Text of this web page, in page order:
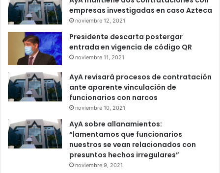
empresas investigadas en caso Azteca
noviembre 12, 2021
Presidente descarta postergar
entrada en vigencia de código QR
noviembre 11, 2021
AyA revisará procesos de contratación
ante aparente vinculación de
funcionarios con narcos
noviembre 10, 2021
AyA sobre allanamientos:
“lamentamos que funcionarios
nuestros se vean relacionados con
presuntos hechos irregulares”
noviembre 9, 2021